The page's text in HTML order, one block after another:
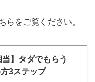
らをご覧ください。
当】タダでもらう
3ステップ